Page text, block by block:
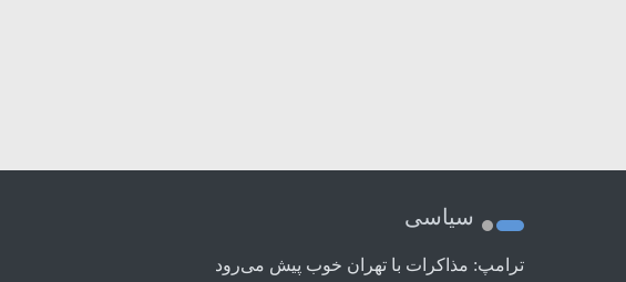
سیاسی
ترامپ: مذاکرات با تهران خوب پیش می‌رود